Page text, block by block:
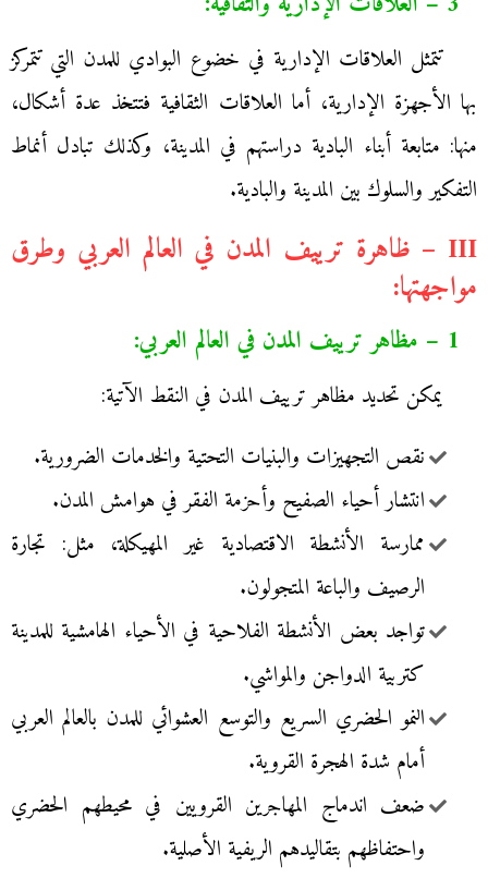
تتمثل العلاقات الإدارية في خضوع البوادي للمدن التي تتمركز
بها الأجهزة الإدارية، أما العلاقات الثقافية فتتخذ عدة أشكال،
منها: متابعة أبناء البادية دراستهم في المدينة، وكذلك تبادل أنماط
التفكير والسلوك بين المدينة والبادية.
III – ظاهرة ترييف المدن في العالم العربي وطرق
مواجهتها:
1 – مظاهر ترييف المدن في العالم العربي:
يمكن تحديد مظاهر ترييف المدن في النقط الآتية:
نقص التجهيزات والبنيات التحتية والخدمات الضرورية.
انتشار أحياء الصفيح وأحزمة الفقر في هوامش المدن.
ممارسة الأنشطة الاقتصادية غير المهيكلة، مثل: تجارة
الرصيف والباعة المتجولون.
تواجد بعض الأنشطة الفلاحية في الأحياء الهامشية للمدينة
كتربية الدواجن والمواشي.
النمو الحضري السريع والتوسع العشوائي للمدن بالعالم العربي
أمام شدة الهجرة القروية.
ضعف اندماج المهاجرين القرويين في محيطهم الحضري
واحتفاظهم بتقاليدهم الريفية الأصلية.